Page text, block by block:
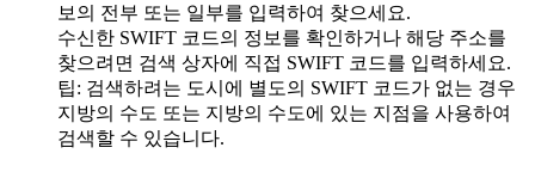
보의 전부 또는 일부를 입력하여 찾으세요.
수신한 SWIFT 코드의 정보를 확인하거나 해당 주소를
찾으려면 검색 상자에 직접 SWIFT 코드를 입력하세요.
팁: 검색하려는 도시에 별도의 SWIFT 코드가 없는 경우
지방의 수도 또는 지방의 수도에 있는 지점을 사용하여
검색할 수 있습니다.